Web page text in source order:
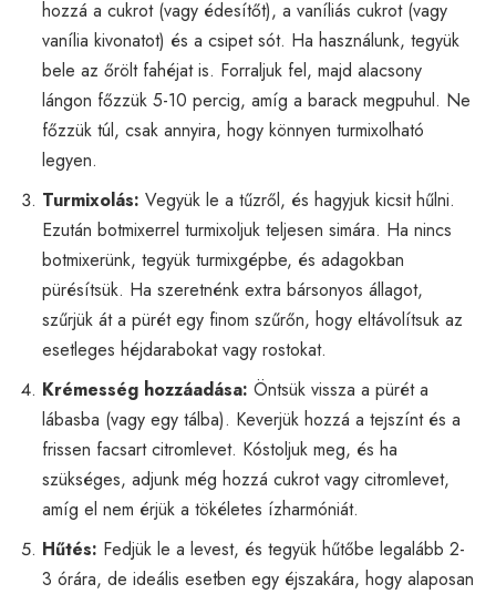
hozzá a cukrot (vagy édesítőt), a vaníliás cukrot (vagy
vanília kivonatot) és a csipet sót. Ha használunk, tegyük
bele az őrölt fahéjat is. Forraljuk fel, majd alacsony
lángon főzzük 5-10 percig, amíg a barack megpuhul. Ne
főzzük túl, csak annyira, hogy könnyen turmixolható
legyen.
Turmixolás: Vegyük le a tűzről, és hagyjuk kicsit hűlni.
Ezután botmixerrel turmixoljuk teljesen simára. Ha nincs
botmixerünk, tegyük turmixgépbe, és adagokban
pürésítsük. Ha szeretnénk extra bársonyos állagot,
szűrjük át a pürét egy finom szűrőn, hogy eltávolítsuk az
esetleges héjdarabokat vagy rostokat.
Krémesség hozzáadása: Öntsük vissza a pürét a
lábasba (vagy egy tálba). Keverjük hozzá a tejszínt és a
frissen facsart citromlevet. Kóstoljuk meg, és ha
szükséges, adjunk még hozzá cukrot vagy citromlevet,
amíg el nem érjük a tökéletes ízharmóniát.
Hűtés: Fedjük le a levest, és tegyük hűtőbe legalább 2-
3 órára, de ideális esetben egy éjszakára, hogy alaposan